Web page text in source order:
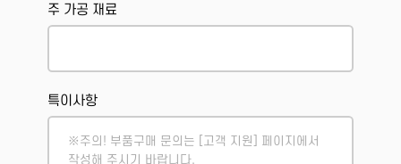
주 가공 재료
특이사항